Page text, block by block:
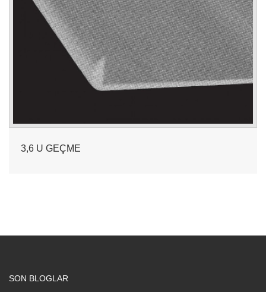
3,6 U GEÇME
SON BLOGLAR